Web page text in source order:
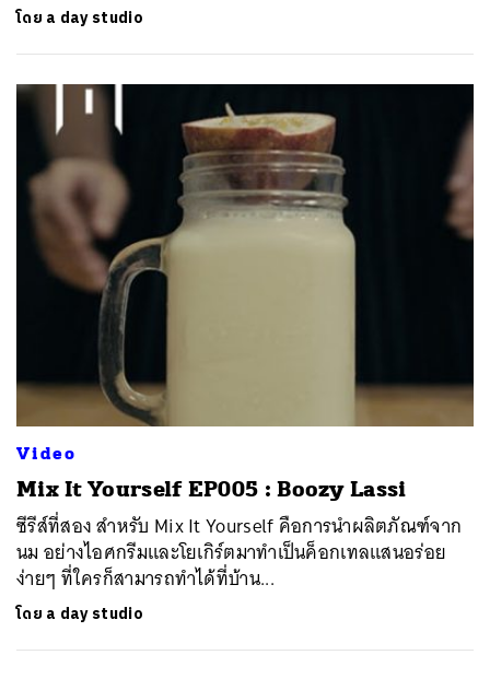
โดย a day studio
Video
Mix It Yourself EP005 : Boozy Lassi
ซีรีส์ที่สอง สำหรับ Mix It Yourself คือการนำผลิตภัณฑ์จาก
นม อย่างไอศกรีมและโยเกิร์ตมาทำเป็นค็อกเทลแสนอร่อย
ง่ายๆ ที่ใครก็สามารถทำได้ที่บ้าน...
โดย a day studio
SHARE TWEET LINE EMAIL